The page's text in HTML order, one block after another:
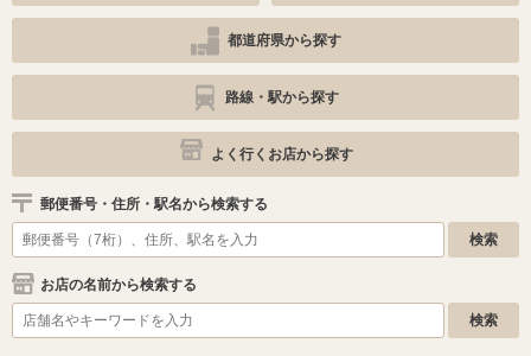
都道府県から探す
路線・駅から探す
よく行くお店から探す
郵便番号・住所・駅名から検索する
お店の名前から検索する